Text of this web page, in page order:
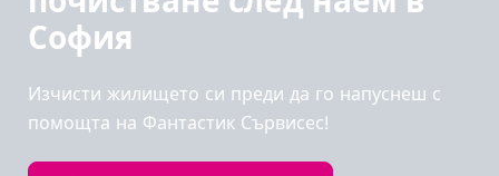
София
Изчисти жилището си преди да го напуснеш с
помощта на Фантастик Сървисес!